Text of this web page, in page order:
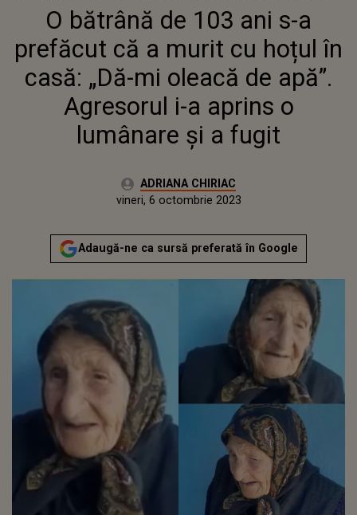
A MURIT CU HOȚUL ÎN CASĂ: „DĂ-MI
OLEACĂ DE APĂ”. AGRESORUL I-A APRINS
O LUMÂNARE ȘI A FUGIT
O bătrână de 103 ani s-a
prefăcut că a murit cu hoțul în
casă: „Dă-mi oleacă de apă”.
Agresorul i-a aprins o
lumânare și a fugit
Autor:ADRIANA CHIRIAC
joi, 6 octombrie 2022Actualizat:
vineri, 6 octombrie 2023
Adaugă-ne ca sursă preferată în Google